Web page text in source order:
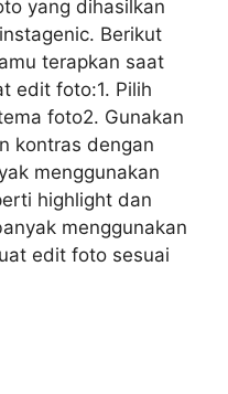
yang dihasilkan
Berikut
terapkan saat
edit foto:1. Pilih
foto2. Gunakan
kontras dengan
menggunakan
highlight dan
menggunakan
edit foto sesuai